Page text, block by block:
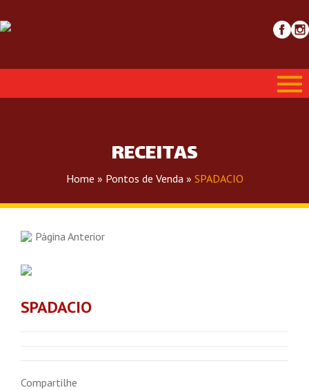
RECEITAS
Home » Pontos de Venda » SPADACIO
Página Anterior
SPADACIO
Compartilhe